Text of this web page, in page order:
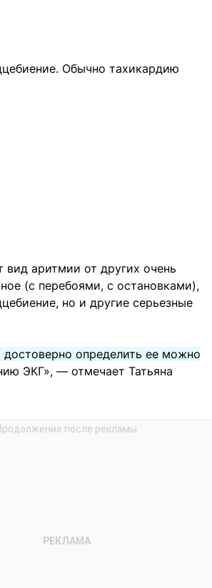
Обычно тахикардию
вид аритмии от других очень
(с перебоями, с остановками),
но и другие серьезные
определить ее можно
ЭКГ», — отмечает Татьяна